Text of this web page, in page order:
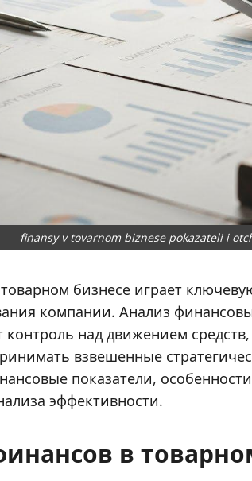
finansy v tovarnom biznese pokazateli i
бизнесе играет
компании. Анализ
контроль над движением
взвешенные
показатели,
эффективности.
в